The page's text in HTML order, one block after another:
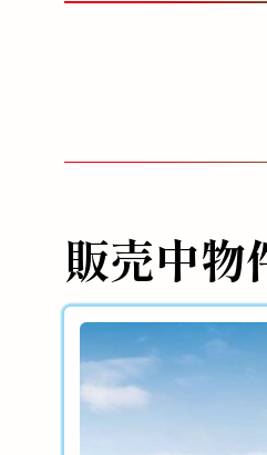
販売中物